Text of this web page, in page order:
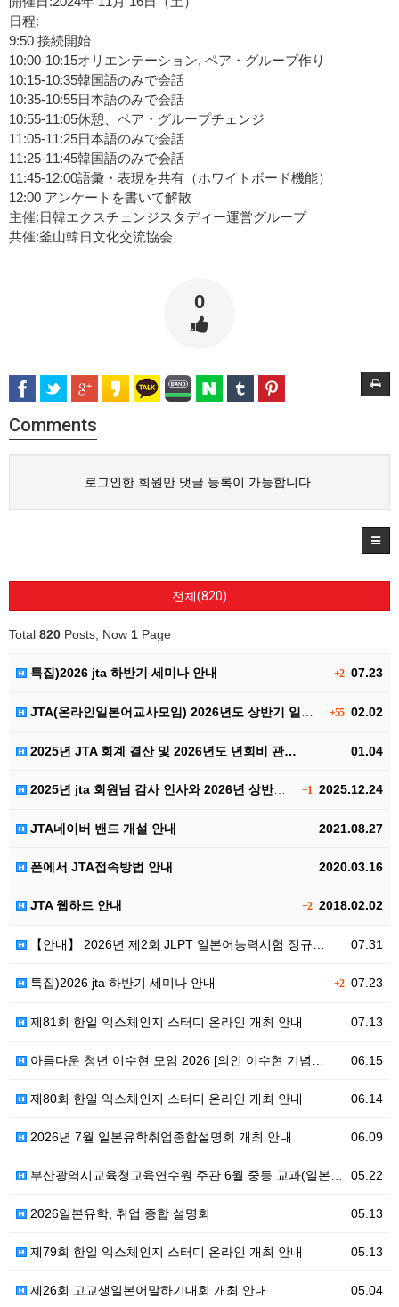
日程:
9:50 接続開始
10:00-10:15オリエンテーション, ペア・グループ作り
10:15-10:35韓国語のみで会話
10:35-10:55日本語のみで会話
10:55-11:05休憩
ペア・グループチェンジ
11:05-11:25日本語のみで会話
11:25-11:45韓国語のみで会話
11:45-12:00語彙 ・ 表現 を共有 （ホワイトボード機能）
12:00 アンケートを書いて解散
主催:日韓エクスチェンジスタディー運営グループ
共催:釜山韓日文化交流協会
0
Comments
로그인한 회원만 댓글 등록이 가능합니다.
전체(820)
Total 820 Posts, Now 1 Page
+207.23
특집)2026 jta 하반기 세미나 안내
+5502.02
JTA(온라인일본어교사모임) 2026년도 상반기 일본어…
01.04
2025년 JTA 회계 결산 및 2026년도 년회비 관…
+1 2025.12.24
2025년 jta 회원님 감사 인사와 2026년 상반기…
2021.08.27
JTA네이버 밴드 개설 안내
2020.03.16
폰에서 JTA접속방법 안내
+22018.02.02
JTA 웹하드 안내
07.31
【안내】 2026년 제2회 JLPT 일본어능력시험 정규…
+207.23
특집)2026 jta 하반기 세미나 안내
07.13
제81회 한일 익스체인지 스터디 온라인 개최 안내
06.15
아름다운 청년 이수현 모임 2026 [의인 이수현 기념…
06.14
제80회 한일 익스체인지 스터디 온라인 개최 안내
06.09
2026년 7월 일본유학취업종합설명회 개최 안내
05.22
부산광역시교육청교육연수원 주관 6월 중등 교과(일본어)…
05.13
2026일본유학, 취업 종합 설명회
05.13
제79회 한일 익스체인지 스터디 온라인 개최 안내
05.04
제26회 고교생일본어말하기대회 개최 안내